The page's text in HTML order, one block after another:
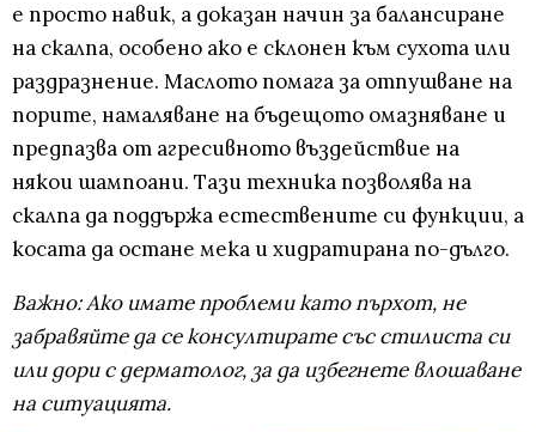
е просто навик, а доказан начин за балансиране
на скалпа, особено ако е склонен към сухота или
раздразнение. Маслото помага за отпушване на
порите, намаляване на бъдещото омазняване и
предпазва от агресивното въздействие на
някои шампоани. Тази техника позволява на
скалпа да поддържа естествените си функции, а
косата да остане мека и хидратирана по-дълго.
Важно: Ако имате проблеми като пърхот, не
забравяйте да се консултирате със стилиста си
или дори с дерматолог, за да избегнете влошаване
на ситуацията.